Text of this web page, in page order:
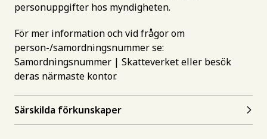
personuppgifter hos myndigheten.
För mer information och vid frågor om
person-/samordningsnummer se:
Samordningsnummer | Skatteverketeller besök
deras närmaste kontor.
Särskilda förkunskaper